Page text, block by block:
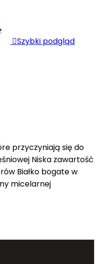
Szybki podgląd
przyczyniają się do
Niska zawartość
Białko bogate w
micelarnej